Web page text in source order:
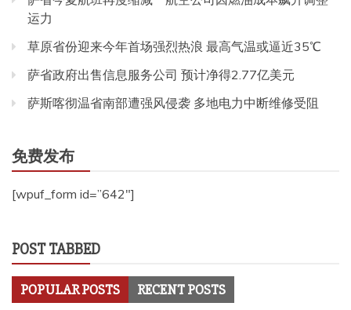
运力
草原省份迎来今年首场强烈热浪 最高气温或逼近35℃
萨省政府出售信息服务公司 预计净得2.77亿美元
萨斯喀彻温省南部遭强风侵袭 多地电力中断维修受阻
免费发布
[wpuf_form id=”642″]
POST TABBED
POPULAR POSTS RECENT POSTS